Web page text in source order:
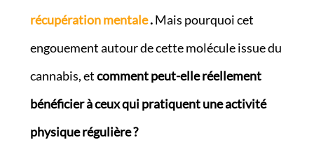
récupération mentale.Mais pourquoi cet
engouement autour de cette molécule issue du
cannabis, etcomment peut-elle réellement
bénéficier à ceux qui pratiquent une activité
physique régulière ?